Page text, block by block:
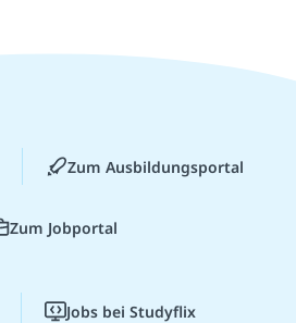
Zum Ausbildungsportal
Zum Jobportal
Jobs bei Studyflix